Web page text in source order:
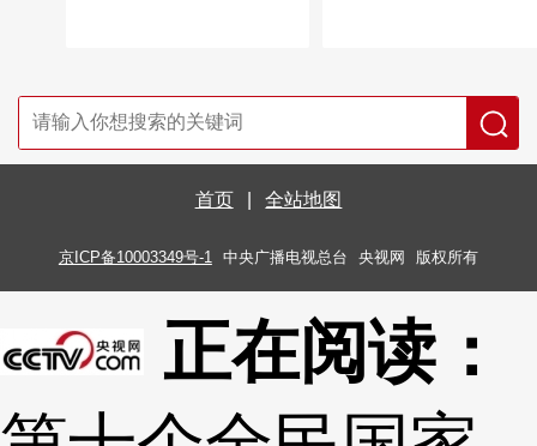
首页 全站地图
京ICP备10003349号-1 中央广播电视总台 央视网 版权所有
正在阅读：